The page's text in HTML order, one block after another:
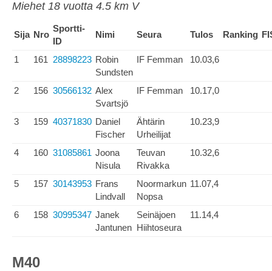
Miehet 18 vuotta 4.5 km V
Sija Nro
Sportti-
ID
Nimi Seura Tulos Ranking
1 161 28898223 Robin
Sundsten
IF Femman 10.03,6
2 156 30566132 Alex
Svartsjö
IF Femman 10.17,0
3 159 40371830 Daniel
Fischer
Ähtärin
Urheilijat
10.23,9
4 160 31085861 Joona
Nisula
Teuvan
Rivakka
10.32,6
5 157 30143953 Frans
Lindvall
Noormarkun
Nopsa
11.07,4
6 158 30995347 Janek
Jantunen
Seinäjoen
Hiihtoseura
11.14,4
M40